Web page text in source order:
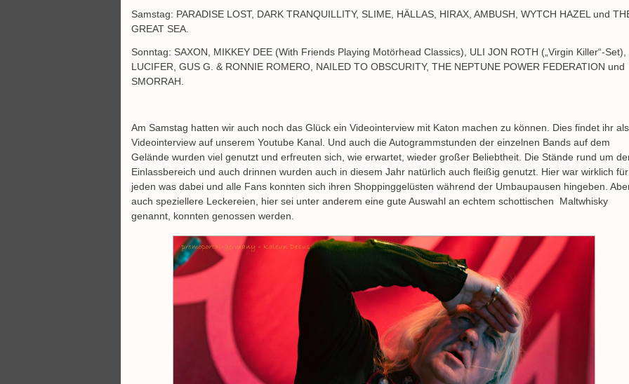
Samstag: PARADISE LOST, DARK TRANQUILLITY, SLIME, HÄLLAS, HIRAX, AMBUSH, WYTCH HAZEL und
GREAT SEA.
Sonntag: SAXON, MIKKEY DEE (With Friends Playing Motörhead Classics), ULI JON ROTH („Virgin Killer“-Set),
LUCIFER, GUS G. & RONNIE ROMERO, NAILED TO OBSCURITY, THE NEPTUNE POWER FEDERATION und
SMORRAH.
Am Samstag hatten wir auch noch das Glück ein Videointerview mit Katon machen zu können. Dies findet ihr als
Videointerview auf unserem Youtube Kanal. Und auch die Autogrammstunden der einzelnen Bands auf dem
Gelände wurden viel genutzt und erfreuten sich, wie erwartet, wieder großer Beliebtheit. Die Stände rund um
Einlassbereich und auch drinnen wurden auch in diesem Jahr natürlich auch fleißig genutzt. Hier war wirklich für
jeden was dabei und alle Fans konnten sich ihren Shoppinggelüsten während der Umbaupausen hingeben.
auch speziellere Leckereien, hier sei unter anderem eine gute Auswahl an echtem schottischen Maltwhisky
genannt, konnten genossen werden.